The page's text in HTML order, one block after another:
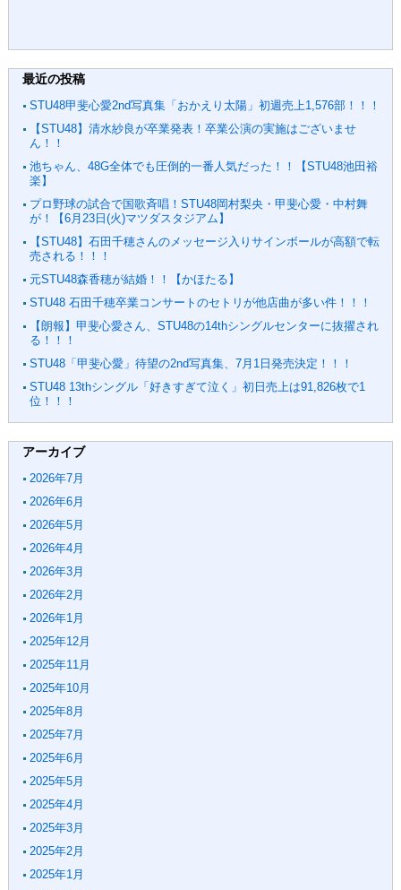
最近の投稿
STU48甲斐心愛2nd写真集「おかえり太陽」初週売上1,576部！！！
【STU48】清水紗良が卒業発表！卒業公演の実施はございませ
ん！！
池ちゃん、48G全体でも圧倒的一番人気だった！！【STU48池田裕
楽】
プロ野球の試合で国歌斉唱！STU48岡村梨央・甲斐心愛・中村舞
が！【6月23日(火)マツダスタジアム】
【STU48】石田千穂さんのメッセージ入りサインボールが高額で転
売される！！！
元STU48森香穂が結婚！！【かほたる】
STU48 石田千穂卒業コンサートのセトリが他店曲が多い件！！！
【朗報】甲斐心愛さん、STU48の14thシングルセンターに抜擢され
る！！！
STU48「甲斐心愛」待望の2nd写真集、7月1日発売決定！！！
STU48 13thシングル「好きすぎて泣く」初日売上は91,826枚で1
位！！！
アーカイブ
2026年7月
2026年6月
2026年5月
2026年4月
2026年3月
2026年2月
2026年1月
2025年12月
2025年11月
2025年10月
2025年8月
2025年7月
2025年6月
2025年5月
2025年4月
2025年3月
2025年2月
2025年1月